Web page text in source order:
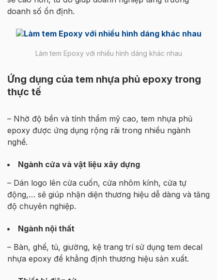
doanh số ổn định.
Làm tem Epoxy với nhiều hình dáng khác nhau
Ứng dụng của tem nhựa phủ epoxy trong
thực tế
– Nhờ độ bền và tính thẩm mỹ cao, tem nhựa phủ
epoxy được ứng dụng rộng rãi trong nhiều ngành
nghề.
Ngành cửa và vật liệu xây dựng
– Dán logo lên cửa cuốn, cửa nhôm kính, cửa tự
động,… sẽ giúp nhận diện thương hiệu dễ dàng và tăng
độ chuyên nghiệp.
Ngành nội thất
– Bàn, ghế, tủ, giường, kệ trang trí sử dụng tem decal
nhựa epoxy để khẳng định thương hiệu sản xuất.